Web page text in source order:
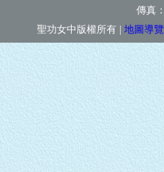
傳真：
聖功女中版權所有 | 地圖導覽